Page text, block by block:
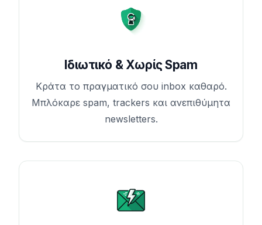
Ιδιωτικό & Χωρίς Spam
Κράτα το πραγματικό σου inbox καθαρό.
Μπλόκαρε spam, trackers και ανεπιθύμητα
newsletters.